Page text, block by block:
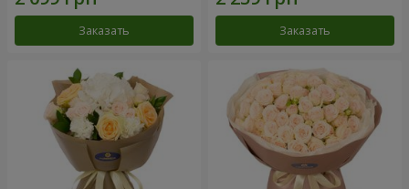
Заказать Заказать